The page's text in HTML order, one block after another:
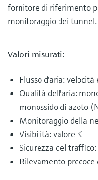
fornitore di riferimento
monitoraggio dei tunnel.
Valori misurati:
Flusso d'aria: velocità
Qualità dell'aria:
monossido di azoto
Monitoraggio della
Visibilità: valore K
Sicurezza del
Rilevamento